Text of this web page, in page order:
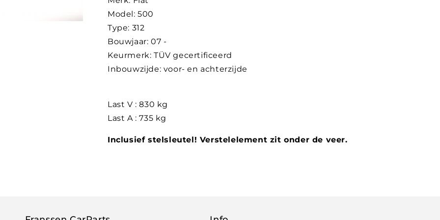
Model: 500
Type: 312
Bouwjaar: 07 -
Keurmerk: TÜV gecertificeerd
Inbouwzijde: voor- en achterzijde
Last V : 830 kg
Last A : 735 kg
Inclusief stelsleutel! Verstelelement zit onder de veer.